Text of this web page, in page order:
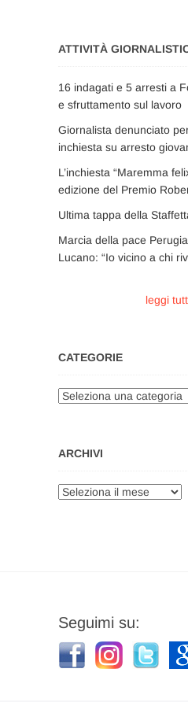
ATTIVITÀ
16 indagati e 5 arresti a
e sfruttamento sul lavoro
Giornalista denunciato
inchiesta su arresto
L’inchiesta “Maremma
edizione del Premio
Ultima tappa della
Marcia della pace
Lucano: “Io vicino a chi
leggi
CATEGORIE
Categorie
ARCHIVI
Archivi
Seguimi su: